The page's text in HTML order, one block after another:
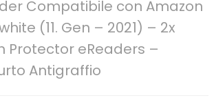
Compatibile con Amazon
(11. Gen – 2021) – 2x
Protector eReaders –
Antigraffio